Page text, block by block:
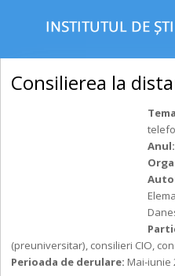
Consilierea la
Anul:
(preuniversitar), consilieri CIO,
Perioada de derulare: Mai-iunie